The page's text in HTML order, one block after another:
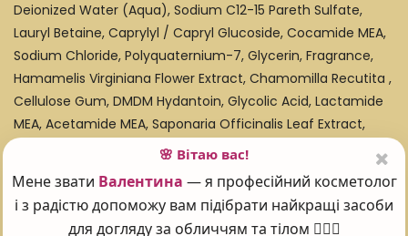
Deionized Water (Aqua), Sodium C12-15 Pareth Sulfate,
Lauryl Betaine, Caprylyl / Capryl Glucoside, Cocamide MEA,
Sodium Chloride, Polyquaternium-7, Glycerin, Fragrance,
Hamamelis Virginiana Flower Extract, Chamomilla Recutita ,
Cellulose Gum, DMDM Hydantoin, Glycolic Acid, Lactamide
MEA, Acetamide MEA, Saponaria Officinalis Leaf Extract,
Olea Europaea (Olive) Oil Unsaponifiables, Blue 1, Yellow 10,
🌸 Вітаю вас!
Мене звати Валентина — я професійний косметолог
і з радістю допоможу вам підібрати найкращі засоби
для догляду за обличчям та тілом 💆‍♀️✨